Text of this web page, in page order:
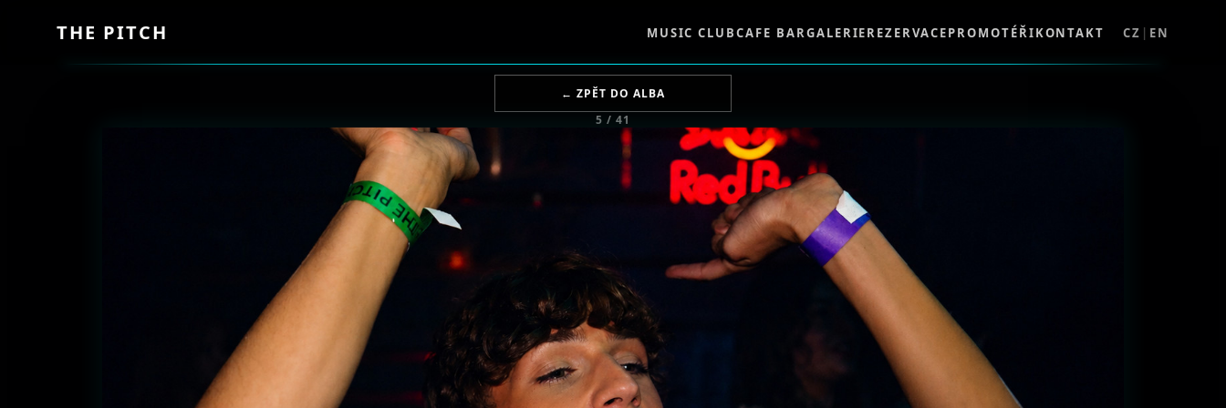
THE PITCH MUSIC CLUBCAFE BARGALERIEREZERVACEPROMOTÉŘIKONTAKT CZ | EN
← ZPĚT DO ALBA
5 / 41